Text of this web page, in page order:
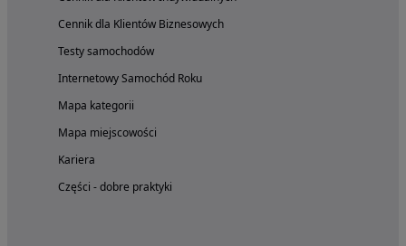
Cennik dla Klientów Biznesowych
Testy samochodów
Internetowy Samochód Roku
Mapa kategorii
Mapa miejscowości
Kariera
Części - dobre praktyki